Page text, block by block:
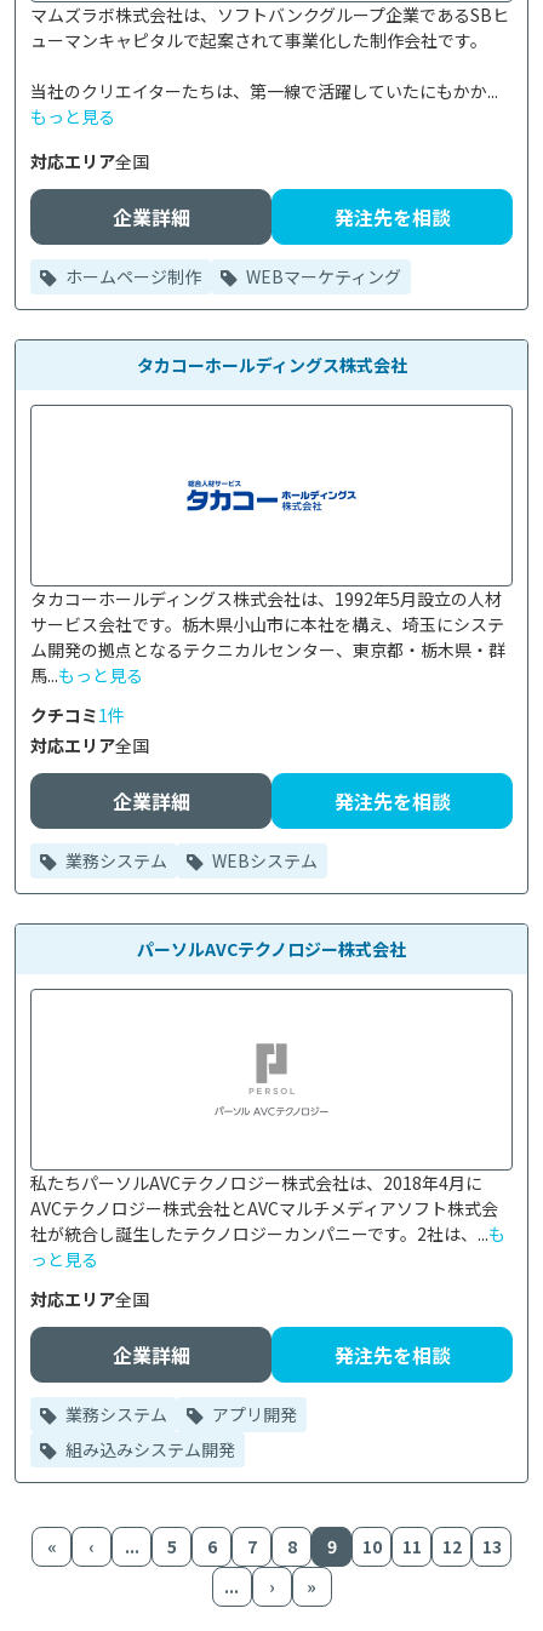
マムズラボ株式会社は、ソフトバンクグループ企業であるSBヒ
ューマンキャピタルで起案されて事業化した制作会社です。
当社のクリエイターたちは、第一線で活躍していたにもかか...
もっと見る
対応エリア全国
企業詳細 発注先を相談
ホームページ制作 WEBマーケティング
タカコーホールディングス株式会社
タカコーホールディングス株式会社は、1992年5月設立の人材
サービス会社です。栃木県小山市に本社を構え、埼玉にシステ
ム開発の拠点となるテクニカルセンター、東京都・栃木県・群
馬...もっと見る
クチコミ1件
対応エリア全国
企業詳細 発注先を相談
業務システム WEBシステム
パーソルAVCテクノロジー株式会社
私たちパーソルAVCテクノロジー株式会社は、2018年4月に
AVCテクノロジー株式会社とAVCマルチメディアソフト株式会
社が統合し誕生したテクノロジーカンパニーです。2社は、...も
っと見る
対応エリア全国
企業詳細 発注先を相談
業務システム
アプリ開発
組み込みシステム開発
« ‹ ... 5 6 7 8 9 10 11 12
13
...
› »